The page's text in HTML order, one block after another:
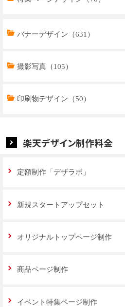
トップページデザイン（33）
商品ページデザイン（769）
特集ページデザイン（59）
バナーデザイン（631）
撮影写真（105）
印刷物デザイン（50）
楽天デザイン制作料金
定額制作「デザラボ」
新規スタートアップセット
オリジナルトップページ制作
商品ページ制作
イベント特集ページ制作